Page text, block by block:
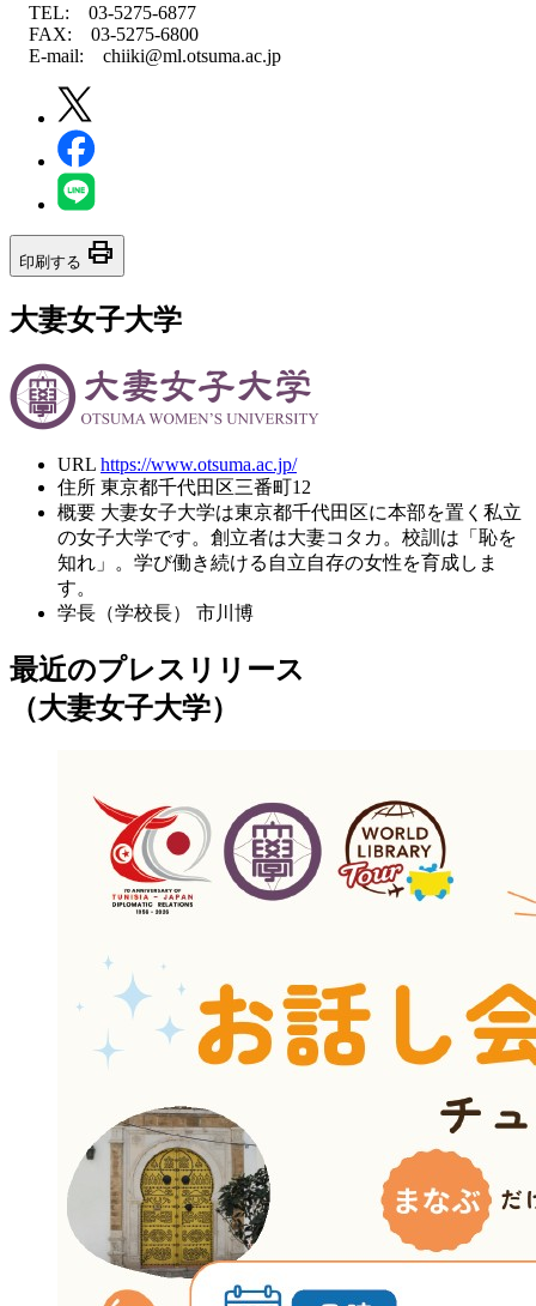
TEL: 03-5275-6877
FAX: 03-5275-6800
E-mail: chiiki@ml.otsuma.ac.jp
印刷する print
大妻女子大学
URL https://www.otsuma.ac.jp/
住所 東京都千代田区三番町12
概要 大妻女子大学は東京都千代田区に本部を置く私立
の女子大学です。創立者は大妻コタカ。校訓は「恥を
知れ」。学び働き続ける自立自存の女性を育成しま
す。
学長（学校長）
市川博
最近のプレスリリース
（大妻女子大学）